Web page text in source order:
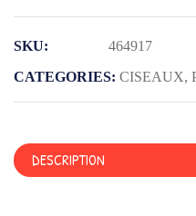
PIXEL
PARTY
ME
SKU:
464917
CATEGORIES: CISEAUX,
DESCRIPTION